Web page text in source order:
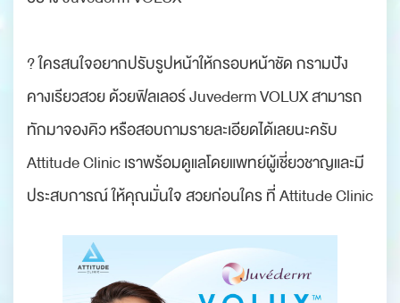
? ใครสนใจอยากปรับรูปหน้าให้กรอบหน้าชัด กรามปัง
คางเรียวสวย ด้วยฟิลเลอร์ Juvederm VOLUX สามารถ
ทักมาจองคิว หรือสอบถามรายละเอียดได้เลยนะครับ
Attitude Clinic เราพร้อมดูแลโดยแพทย์ผู้เชี่ยวชาญและมี
ประสบการณ์ ให้คุณมั่นใจ สวยก่อนใคร ที่ Attitude Clinic